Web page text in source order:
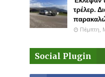
τρέλερ.
Πέμπτη,
Social Plugin